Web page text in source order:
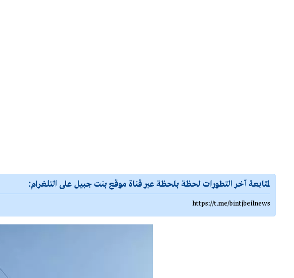
لمتابعة آخر التطورات لحظة بلحظة عبر قناة موقع بنت جبيل على التلغرام:
https://t.me/bintjbeilnews